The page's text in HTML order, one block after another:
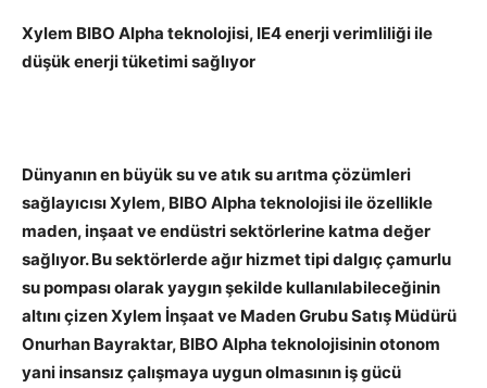
Xylem BIBO Alpha teknolojisi, IE4 enerji verimliliği ile
düşük enerji tüketimi sağlıyor
Dünyanın en büyük su ve atık su arıtma çözümleri
sağlayıcısı Xylem, BIBO Alpha teknolojisi ile özellikle
maden, inşaat ve endüstri sektörlerine katma değer
sağlıyor. Bu sektörlerde ağır hizmet tipi dalgıç çamurlu
su pompası olarak yaygın şekilde kullanılabileceğinin
altını çizen Xylem İnşaat ve Maden Grubu Satış Müdürü
Onurhan Bayraktar, BIBO Alpha teknolojisinin otonom
yani insansız çalışmaya uygun olmasının iş gücü